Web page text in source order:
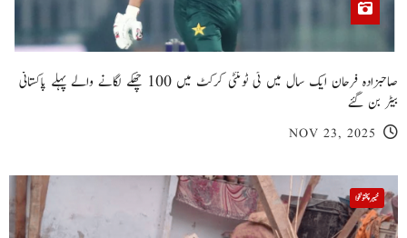
صاحبزادہ فرحان ایک سال میں ٹی ٹوئنٹی کرکٹ میں 100 چھکے لگانے والے پہلے پاکستانی
بیٹر بن گئے
NOV 23, 2025
خیبر پختونخوا